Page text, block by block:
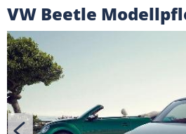
VW Beetle